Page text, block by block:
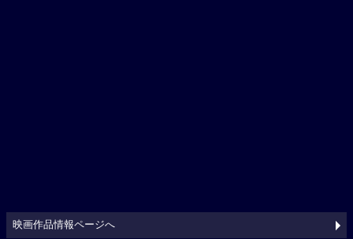
映画作品情報ページへ